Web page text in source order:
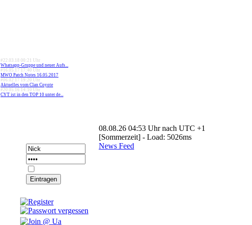
#22.03.18 00:21 Uhr
Whatsapp-Gruppe und neuer Aufs...
#16.05.17 17:40 Uhr
MWO Patch Notes 16.05.2017
#06.02.17 19:20 Uhr
Aktuelles vom Clan Coyote
#20.05.16 14:10 Uhr
CYT ist in den TOP 10 unter de...
08.08.26 04:53 Uhr nach UTC +1
[Sommerzeit] - Load: 5026ms
News Feed